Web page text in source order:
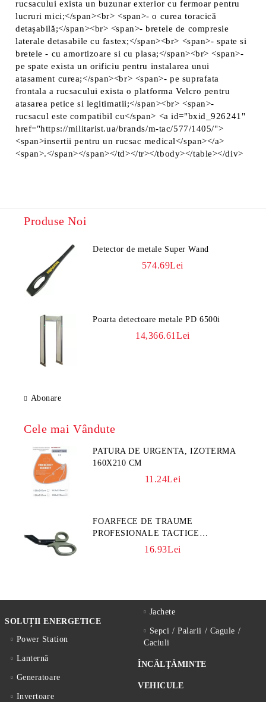
rucsacului exista un buzunar exterior cu fermoar pentru
lucruri mici;</span><br> <span>- o curea toracică
detașabilă;</span><br> <span>- bretele de compresie
laterale detasabile cu fastex;</span><br> <span>- spate si
bretele - cu amortizoare si cu plasa;</span><br> <span>-
pe spate exista un orificiu pentru instalarea unui
atasament curea;</span><br> <span>- pe suprafata
frontala a rucsacului exista o platforma Velcro pentru
atasarea petice si legitimatii;</span><br> <span>-
rucsacul este compatibil cu</span> <a id="bxid_926241"
href="https://militarist.ua/brands/m-tac/577/1405/">
<span>insertii pentru un rucsac medical</span></a>
<span>.</span></span></td></tr></tbody></table></div>
Produse Noi
Detector de metale Super Wand
574.69Lei
Poarta detectoare metale PD 6500i
14,366.61Lei
Abonare
Cele mai Vândute
PATURA DE URGENTA, IZOTERMA
160X210 CM
11.24Lei
FOARFECE DE TRAUME
PROFESIONALE TACTICE
CULOARE KAKI16.93Lei
SOLUȚII ENERGETICE
Power Station
Lanternă
Generatoare
Invertoare
Jachete
Sepci / Palarii / Cagule /
Caciuli
ÎNCĂLŢĂMINTE
VEHICULE